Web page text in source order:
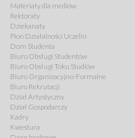
Materiały dla mediów
Rektoraty
Dziekanaty
Pion Działalności Uczelni
Dom Studenta
Biuro Obsługi Studentów
Biuro Obsługi Toku Studiów
Biuro Organizacyjno-Formalne
Biuro Rekrutacji
Dział Artystyczny
Dział Gospodarczy
Kadry
Kwestura